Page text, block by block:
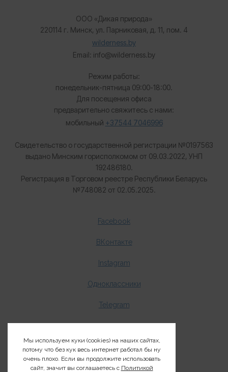
ООО «Дикая природа»
220114 г. Минск, ул. Парниковая, д. 11, пом. 4
wilderness.by
Email: info@wilderness.by
Режим работы:
понедельник-пятница 09:00-18:00.
Для посещения офиса
предварительно свяжитесь с нами:
мобильный +37544 7046996
Свидетельство о государственной регистрации №0197563
выдано Минским горисполкомом от 09.03.2022, УНП
192486180.
Регистрация в Торговом реестре Республики Беларусь
№748082 от 02.05.2025.
Facebook
ВКонтакте
Instagram
Одноклассники
Telegram
Чат «Ціў-ціў»
Чат «Птушкі з фотастужкі»
Мы используем куки (cookies) на наших сайтах,
потому что без кук весь интернет работал бы ну
очень плохо. Если вы продолжите использовать
сайт, значит вы соглашаетесь с Политикой